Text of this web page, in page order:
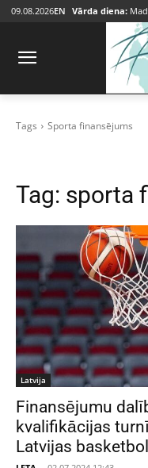
09.08.2026EN Vārda diena:
Tags Sporta finansējums
Tag: sporta
Latvija
Finansējumu
kvalifikācijas
Latvijas